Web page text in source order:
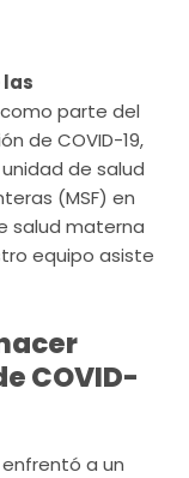
las
parte del
de COVID-19,
unidad de salud
(MSF) en
salud materna
equipo asiste
COVID-
a un